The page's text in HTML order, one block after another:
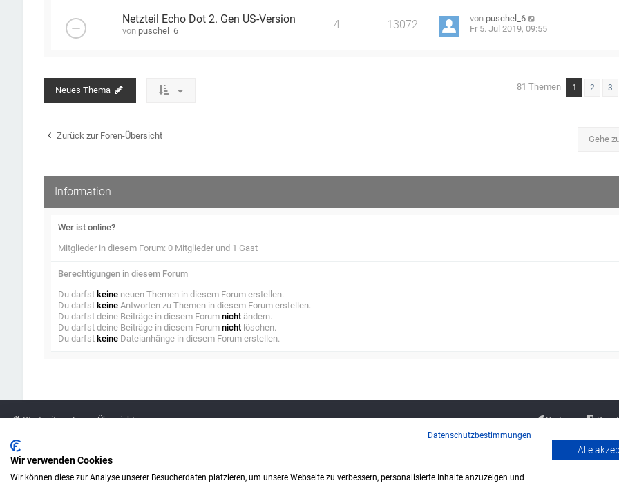
Netzteil Echo Dot 2. Gen US-Version
von puschel_6 4 13072
von puschel_6
Fr 5. Jul 2019, 09:55
Neues Thema 81 Themen 1 2 3
Zurück zur Foren-Übersicht Gehe
Information
Wer ist online?
Mitglieder in diesem Forum: 0 Mitglieder und 1 Gast
Berechtigungen in diesem Forum
Du darfst keineneuen Themen in diesem Forum erstellen.
Du darfst keineAntworten zu Themen in diesem Forum erstellen.
Du darfst deine Beiträge in diesem Forum nichtändern.
Du darfst deine Beiträge in diesem Forum nichtlöschen.
Du darfst keineDateianhänge in diesem Forum erstellen.
Startseite Foren-Übersicht Das
Partner
Legende
Amazon ist eine Marke von Amazon.com, Inc.
Datenschutzbestimmungen
Wir verwenden Cookies
Wir können diese zur Analyse unserer Besucherdaten platzieren, um unsere Webseite zu verbessern, personalisierte Inhalte anzuzeigen und
Alle